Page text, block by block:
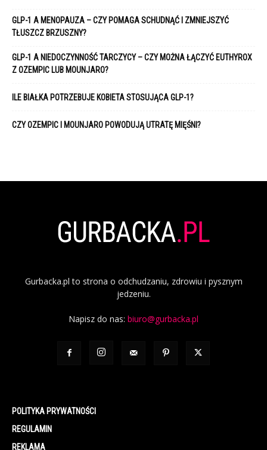
GLP-1 A MENOPAUZA – CZY POMAGA SCHUDNĄĆ I ZMNIEJSZYĆ
TŁUSZCZ BRZUSZNY?
GLP-1 A NIEDOCZYNNOŚĆ TARCZYCY – CZY MOŻNA ŁĄCZYĆ EUTHYROX
Z OZEMPIC LUB MOUNJARO?
ILE BIAŁKA POTRZEBUJE KOBIETA STOSUJĄCA GLP-1?
CZY OZEMPIC I MOUNJARO POWODUJĄ UTRATĘ MIĘŚNI?
Gurbacka.pl to strona o odchudzaniu, zdrowiu i pysznym
jedzeniu.
Napisz do nas: biuro@gurbacka.pl
POLITYKA PRYWATNOŚCI
REGULAMIN
REKLAMA